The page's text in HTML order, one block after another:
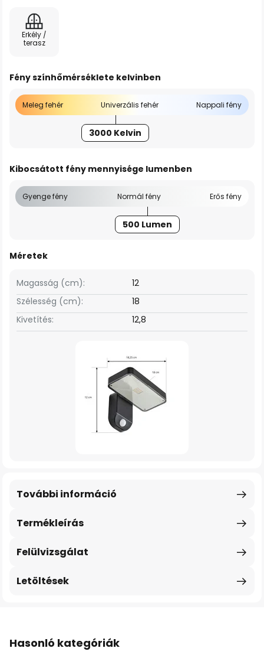
Erkély /
terasz
Fény színhőmérséklete kelvinben
Meleg fehér Univerzális fehér Nappali fény
3000 Kelvin
Kibocsátott fény mennyisége lumenben
Gyenge fény Normál fény Erős fény
500 Lumen
Méretek
Szélesség (cm): 18
Magasság (cm): 12
Kivetítés: 12,8
Termékleírás
További információ
Felülvizsgálat
Letöltések
Hasonló kategóriák